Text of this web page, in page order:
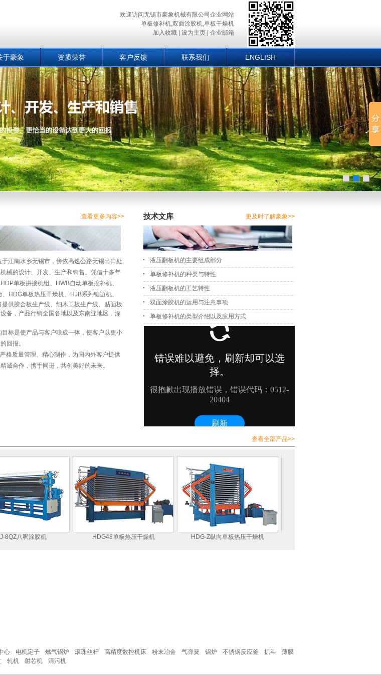
欢迎访问无锡市豪象机械有限公司企业网站
单板修补机,双面涂胶机,单板干燥机
加入收藏
设为主页 企业邮箱
于豪象 资质荣誉 客户反馈 联系我们 ENGLISH
查看更多内容>>
于江南水乡无锡市，傍依高速公路无锡出口处,
械的设计、开发、生产和销售。凭借十多年
单板拼接机组、HWB自动单板挖补机、
HDG单板热压干燥机、
HJB系列锯边机、
供胶合板生产线、细木工板生产线、贴面板
备，产品行销全国各地以及东南亚地区，深
是使产品与客户联成一体，使客户以更小
回报。
质量管理、精心制作，为国内外客户提供
诚合作，携手同进，共创美好的未来。
技术文库 更及时了解豪象>>
液压翻板机的主要组成部分
单板修补机的种类与特性
液压翻板机的工艺特性
双面涂胶机的运用与注意事项
单板修补机的类型介绍以及应用方式
查看全部产品>>
八呎涂胶机 HDG48单板热压干燥机 HDG-Z纵向单板热压干燥机
心 电机定子 燃气锅炉 滚珠丝杆 高精度数控机床 粉末冶金 气弹簧 锅炉 不锈钢反应釜 抓斗
薄膜
轧机 射芯机 清污机